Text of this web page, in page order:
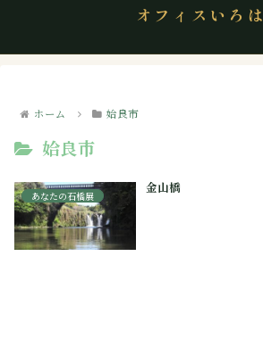
オフィスいろは
ホーム 姶良市
姶良市
あなたの石橋展
金山橋